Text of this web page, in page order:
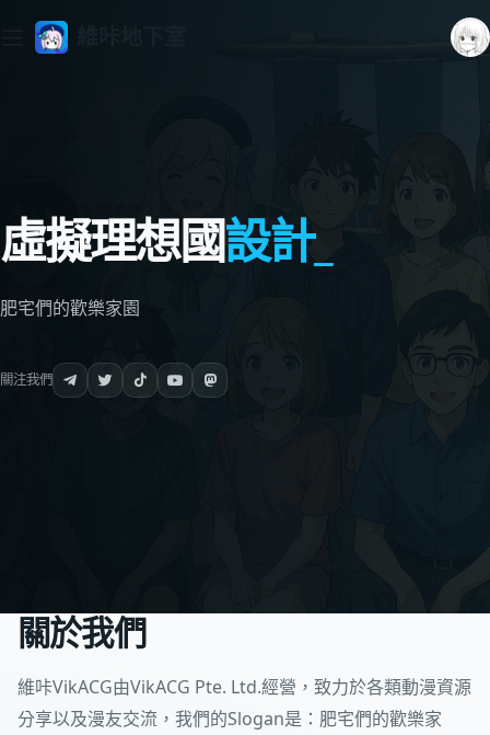
虛擬理想國設計者
肥宅們的歡樂家園
關注我們
關於我們
維咔VikACG由VikACG Pte. Ltd.經營，致力於各類動漫資源
分享以及漫友交流，我們的Slogan是：肥宅們的歡樂家